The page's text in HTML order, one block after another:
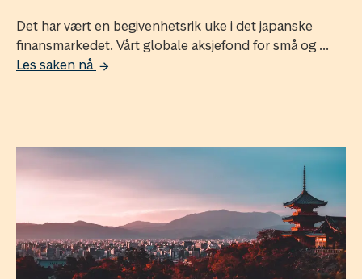
Det har vært en begivenhetsrik uke i det japanske
finansmarkedet. Vårt globale aksjefond for små og ...
Les saken nå